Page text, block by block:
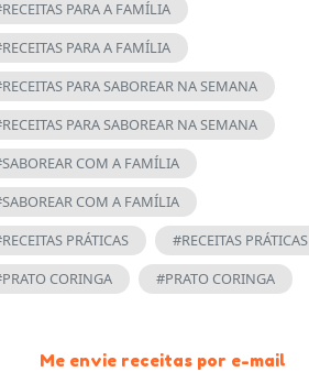
PARA A FAMÍLIA
PARA A FAMÍLIA
PARA SABOREAR NA SEMANA
PARA SABOREAR NA SEMANA
COM A FAMÍLIA
COM A FAMÍLIA
PRÁTICAS
#RECEITAS PRÁTICAS
CORINGA
#PRATO CORINGA
Me envie receitas por e-mail